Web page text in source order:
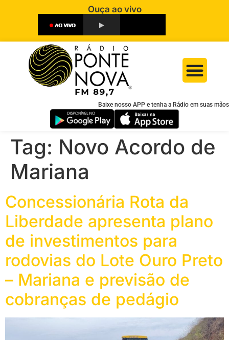
Ouça ao vivo
Baixe nosso APP e tenha a Rádio em suas mãos
Tag: Novo Acordo de
Mariana
Concessionária Rota da
Liberdade apresenta plano
de investimentos para
rodovias do Lote Ouro Preto
– Mariana e previsão de
cobranças de pedágio